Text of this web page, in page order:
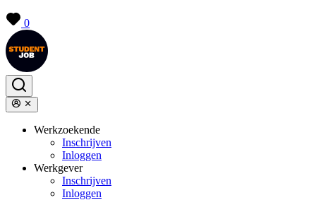
0
Werkzoekende
Inschrijven
Inloggen
Werkgever
Inschrijven
Inloggen